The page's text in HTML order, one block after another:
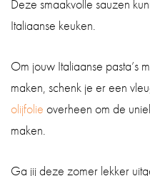
Deze smaakvolle sauzen
Italiaanse keuken.
Om jouw Italiaanse pasta’s
maken, schenk je er een
olijfolie overheen om de
maken.
Ga jij deze zomer lekker